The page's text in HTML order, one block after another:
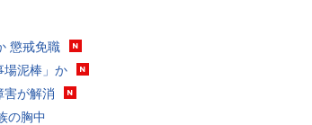
懲戒免職
場泥棒」か
害が解消
の胸中